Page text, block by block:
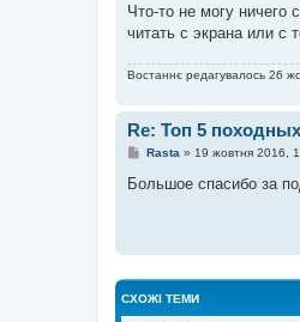
л
е
н
я
Что-то не могу ничего
читать с экрана или с
Востаннє редагувалось 26
Re: Топ 5
П
в
л
н
н
Rasta» 19 жовтня 2016,
Большое спасибо за
СХОЖІ ТЕМИ